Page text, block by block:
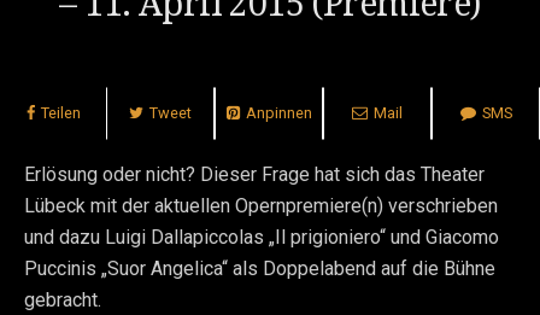
Teilen Tweet Anpinnen Mail SMS
Erlösung oder nicht? Dieser Frage hat sich das Theater
Lübeck mit der aktuellen Opernpremiere(n) verschrieben
und dazu Luigi Dallapiccolas „Il prigioniero“ und Giacomo
Puccinis „Suor Angelica“ als Doppelabend auf die Bühne
gebracht.